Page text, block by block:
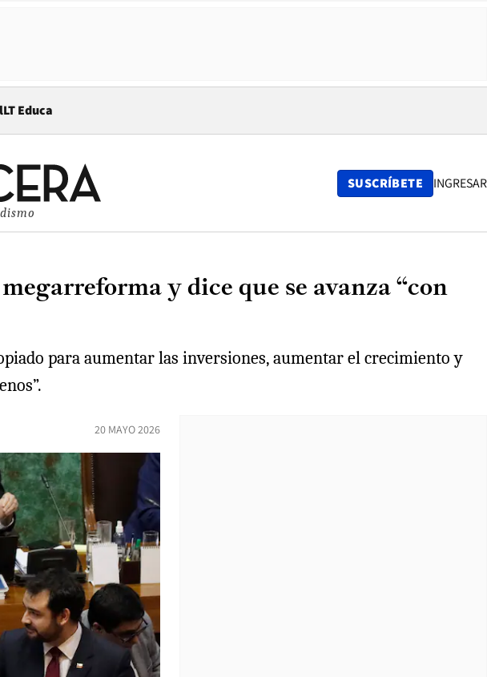
Opens in new window
LT Educa
SUSCRÍBETE INGRESAR
y dice que se avanza “con
para aumentar las inversiones, aumentar el crecimiento y
20 MAYO 2026